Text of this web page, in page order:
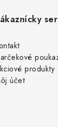
produkty
účet